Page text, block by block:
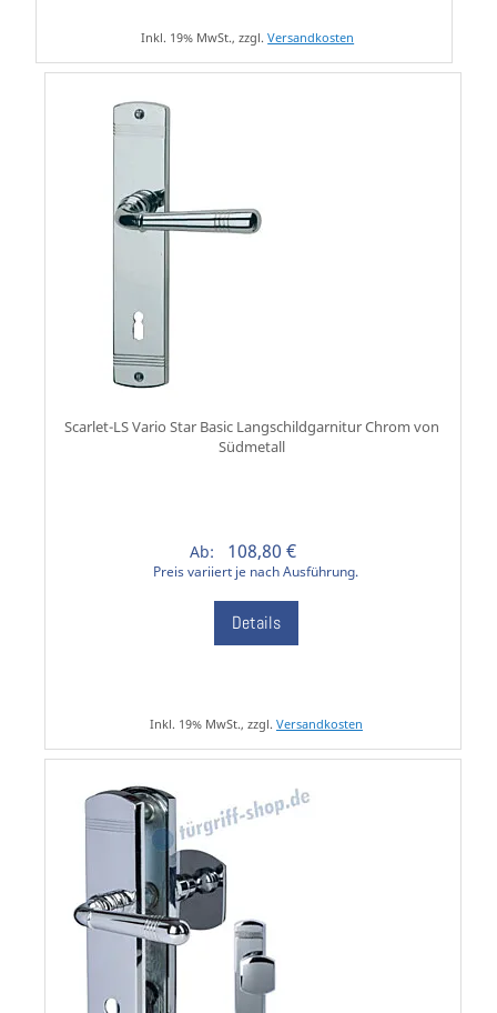
Inkl. 19% MwSt., zzgl.Versandkosten
Scarlet-LS Vario Star Basic Langschildgarnitur Chrom von
Südmetall
Ab: 108,80 €
Preis variiert je nach Ausführung.
Details
Inkl. 19% MwSt., zzgl. Versandkosten